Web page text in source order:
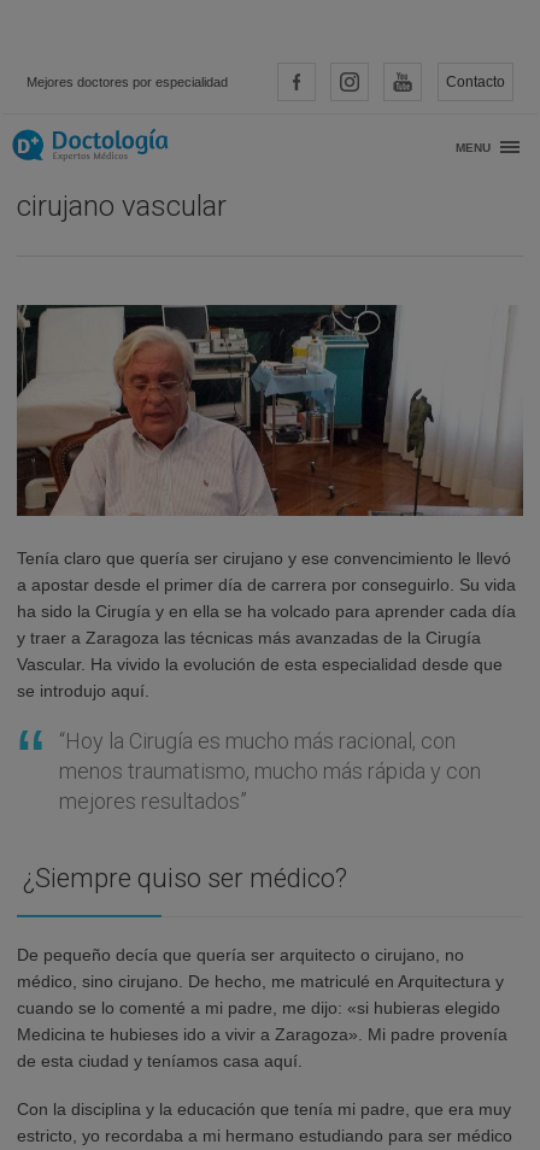
Mejores doctores por especialidad Contacto
MENU
Entrevista con… Dr. Ignacio Urtiaga,
cirujano vascular
Tenía claro que quería ser cirujano y ese convencimiento le llevó
a apostar desde el primer día de carrera por conseguirlo. Su vida
ha sido la Cirugía y en ella se ha volcado para aprender cada día
y traer a Zaragoza las técnicas más avanzadas de la Cirugía
Vascular. Ha vivido la evolución de esta especialidad desde que
se introdujo aquí.
“Hoy la Cirugía es mucho más racional, con
menos traumatismo, mucho más rápida y con
mejores resultados”
¿Siempre quiso ser médico?
De pequeño decía que quería ser arquitecto o cirujano, no
médico, sino cirujano. De hecho, me matriculé en Arquitectura y
cuando se lo comenté a mi padre, me dijo: «si hubieras elegido
Medicina te hubieses ido a vivir a Zaragoza». Mi padre provenía
de esta ciudad y teníamos casa aquí.
Con la disciplina y la educación que tenía mi padre, que era muy
estricto, yo recordaba a mi hermano estudiando para ser médico